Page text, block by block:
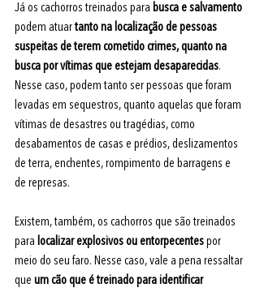
Já os cachorros treinados para busca e salvamento
podem atuar tanto na localização de pessoas
suspeitas de terem cometido crimes, quanto na
busca por vítimas que estejam desaparecidas.
Nesse caso, podem tanto ser pessoas que foram
levadas em sequestros, quanto aquelas que foram
vítimas de desastres ou tragédias, como
desabamentos de casas e prédios, deslizamentos
de terra, enchentes, rompimento de barragens e
de represas.
Existem, também, os cachorros que são treinados
para localizar explosivos ou entorpecentes por
meio do seu faro. Nesse caso, vale a pena ressaltar
que um cão que é treinado para identificar